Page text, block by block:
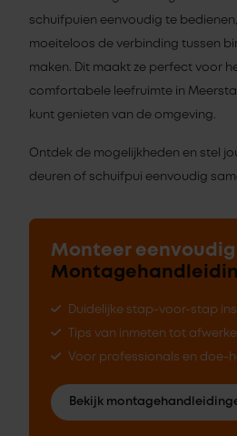
schuifpuien eenvoudig te
moeiteloos de verbinding tussen
maken. Dit maakt ze perfect voor
comfortabele leefruimte in
kunt genieten van de omgeving.
Ontdek de mogelijkheden en stel
deuren of schuifpui eenvoudig
Monteer
Duidelijke stap-voor-stap
Tips van inmeten tot
Voor professionals en doe-
Bekijk